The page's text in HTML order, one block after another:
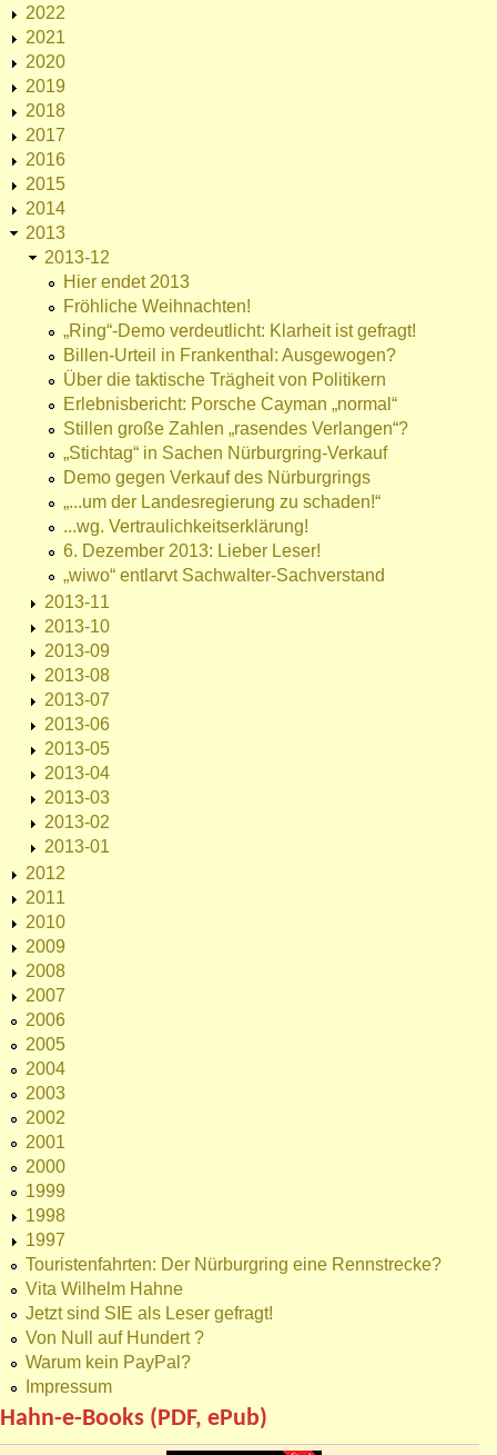
2022
2021
2020
2019
2018
2017
2016
2015
2014
2013
2013-12
Hier endet 2013
Fröhliche Weihnachten!
„Ring“-Demo verdeutlicht: Klarheit ist gefragt!
Billen-Urteil in Frankenthal: Ausgewogen?
Über die taktische Trägheit von Politikern
Erlebnisbericht: Porsche Cayman „normal“
Stillen große Zahlen „rasendes Verlangen“?
„Stichtag“ in Sachen Nürburgring-Verkauf
Demo gegen Verkauf des Nürburgrings
„...um der Landesregierung zu schaden!“
...wg. Vertraulichkeitserklärung!
6. Dezember 2013: Lieber Leser!
„wiwo“ entlarvt Sachwalter-Sachverstand
2013-11
2013-10
2013-09
2013-08
2013-07
2013-06
2013-05
2013-04
2013-03
2013-02
2013-01
2012
2011
2010
2009
2008
2007
2006
2005
2004
2003
2002
2001
2000
1999
1998
1997
Touristenfahrten: Der Nürburgring eine Rennstrecke?
Vita Wilhelm Hahne
Jetzt sind SIE als Leser gefragt!
Von Null auf Hundert ?
Warum kein PayPal?
Impressum
Hahn-e-Books (PDF, ePub)